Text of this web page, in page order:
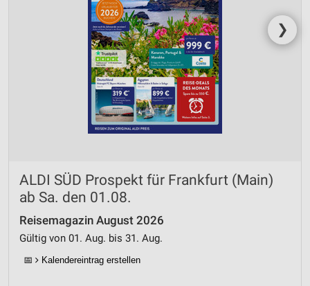
❯
ALDI SÜD Prospekt für Frankfurt (Main)
ab Sa. den 01.08.
Reisemagazin August 2026
Gültig von 01. Aug. bis 31. Aug.
📅 Kalendereintrag erstellen
Verwendung von Profilen zur Auswahl
personalisierter Inhalte
Messung der Werbeleistung
Messung der Performance von Inhalten
Analyse von Zielgruppen durch Statistiken oder
Kombinationen von Daten aus verschiedenen
Entwicklung und Verbesserung der Angebote
Verwendung reduzierter Daten zur Auswahl von
Inhalten
IAB-Besonderheiten:
Verwendung genauer Standortdaten